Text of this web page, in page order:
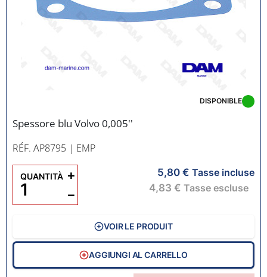
Spessore blu Volvo 0,005''
RÉF. AP8795 | EMP
DISPONIBLE
5,80 € Tasse incluse
4,83 € Tasse escluse
QUANTITÀ
−
+
VOIR LE PRODUIT
AGGIUNGI AL CARRELLO